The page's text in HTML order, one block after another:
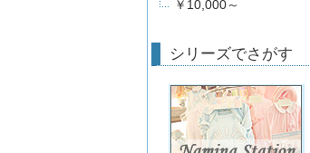
￥10,000～
シリーズでさがす